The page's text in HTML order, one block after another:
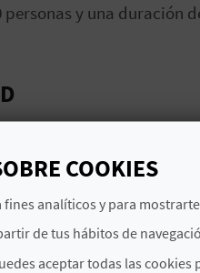
y una duración
de la Comunidad
COOKIES
analíticos y para
de tus hábitos de
aceptar todas las cookies